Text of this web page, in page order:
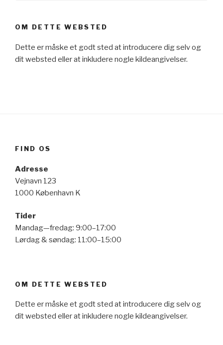
OM DETTE WEBSTED
Dette er måske et godt sted at introducere dig selv og
dit websted eller at inkludere nogle kildeangivelser.
FIND OS
Adresse
Vejnavn 123
1000 København K
Tider
Mandag—fredag: 9:00–17:00
Lørdag & søndag: 11:00–15:00
OM DETTE WEBSTED
Dette er måske et godt sted at introducere dig selv og
dit websted eller at inkludere nogle kildeangivelser.